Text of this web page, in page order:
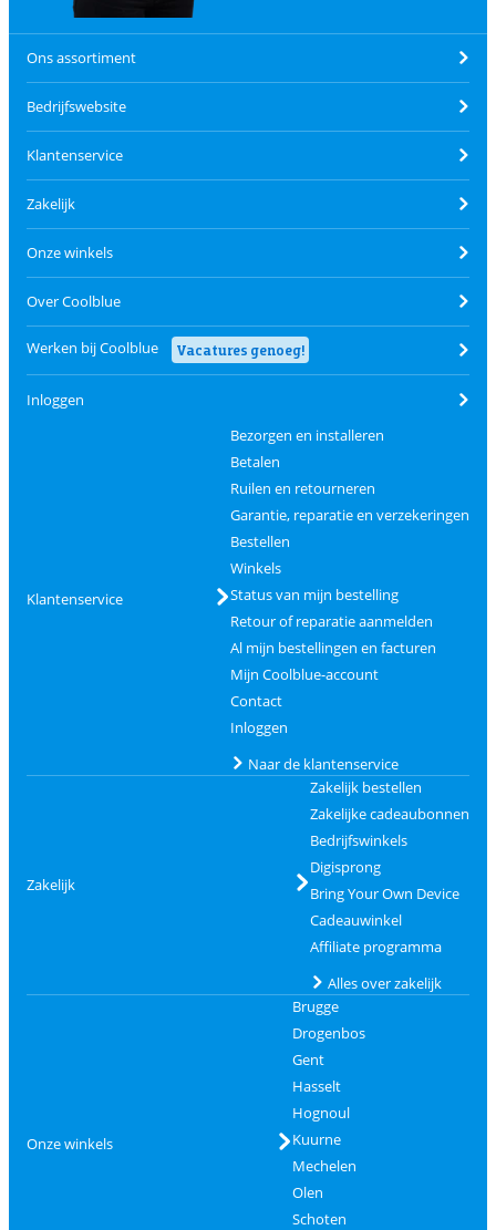
Ons assortiment
Bedrijfswebsite
Klantenservice
Zakelijk
Onze winkels
Over Coolblue
Werken bij Coolblue Vacatures genoeg!
Inloggen
Klantenservice
Bezorgen en installeren
Betalen
Ruilen en retourneren
Garantie, reparatie en verzekeringen
Bestellen
Winkels
Status van mijn bestelling
Retour of reparatie aanmelden
Al mijn bestellingen en facturen
Mijn Coolblue-account
Contact
Inloggen
Naar de klantenservice
Zakelijk
Zakelijk bestellen
Zakelijke cadeaubonnen
Bedrijfswinkels
Digisprong
Bring Your Own Device
Cadeauwinkel
Affiliate programma
Alles over zakelijk
Onze winkels
Brugge
Drogenbos
Gent
Hasselt
Hognoul
Kuurne
Mechelen
Olen
Schoten